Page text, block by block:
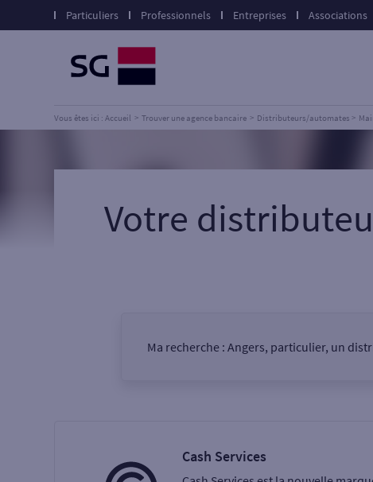
Particuliers Professionnels Entreprises Associations
Vous êtes ici : Accueil Trouver une agence bancaire Distributeurs/automates
Votre
Ma recherche : Angers, particulier, un
Cash Services